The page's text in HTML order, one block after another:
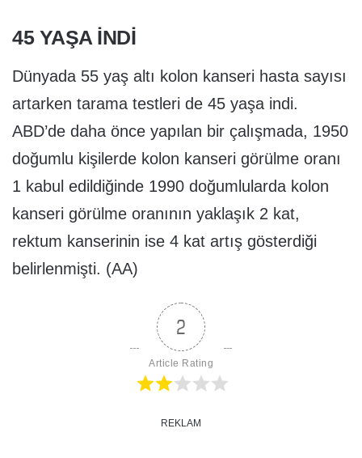
45 YAŞA İNDİ
Dünyada 55 yaş altı kolon kanseri hasta sayısı
artarken tarama testleri de 45 yaşa indi.
ABD’de daha önce yapılan bir çalışmada, 1950
doğumlu kişilerde kolon kanseri görülme oranı
1 kabul edildiğinde 1990 doğumlularda kolon
kanseri görülme oranının yaklaşık 2 kat,
rektum kanserinin ise 4 kat artış gösterdiği
belirlenmişti. (AA)
2
Article Rating
REKLAM